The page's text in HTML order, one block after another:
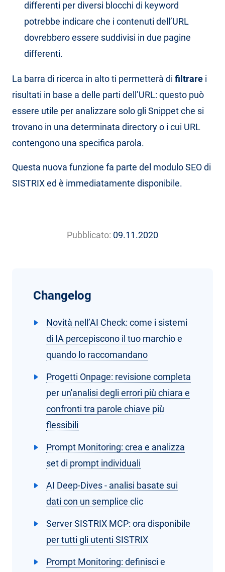
differenti per diversi blocchi di keyword
potrebbe indicare che i contenuti dell’URL
dovrebbero essere suddivisi in due pagine
differenti.
La barra di ricerca in alto ti permetterà di filtrare i
risultati in base a delle parti dell’URL: questo può
essere utile per analizzare solo gli Snippet che si
trovano in una determinata directory o i cui URL
contengono una specifica parola.
Questa nuova funzione fa parte del modulo SEO di
SISTRIX ed è immediatamente disponibile.
Pubblicato: 09.11.2020
Changelog
Novità nell’AI Check: come i sistemi
di IA percepiscono il tuo marchio e
quando lo raccomandano
Progetti Onpage: revisione completa
per un'analisi degli errori più chiara e
confronti tra parole chiave più
flessibili
Prompt Monitoring: crea e analizza
set di prompt individuali
AI Deep-Dives - analisi basate sui
dati con un semplice clic
Server SISTRIX MCP: ora disponibile
per tutti gli utenti SISTRIX
Prompt Monitoring: definisci e